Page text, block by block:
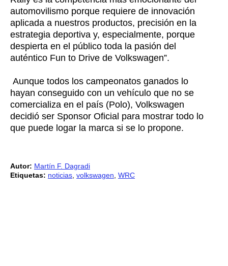
automovilismo porque requiere de innovación
aplicada a nuestros productos, precisión en la
estrategia deportiva y, especialmente, porque
despierta en el público toda la pasión del
auténtico Fun to Drive de Volkswagen”.
Aunque todos los campeonatos ganados lo
hayan conseguido con un vehículo que no se
comercializa en el país (Polo), Volkswagen
decidió ser Sponsor Oficial para mostrar todo lo
que puede logar la marca si se lo propone.
Autor: Martín F. Dagradi
Etiquetas: noticias volkswagen WRC